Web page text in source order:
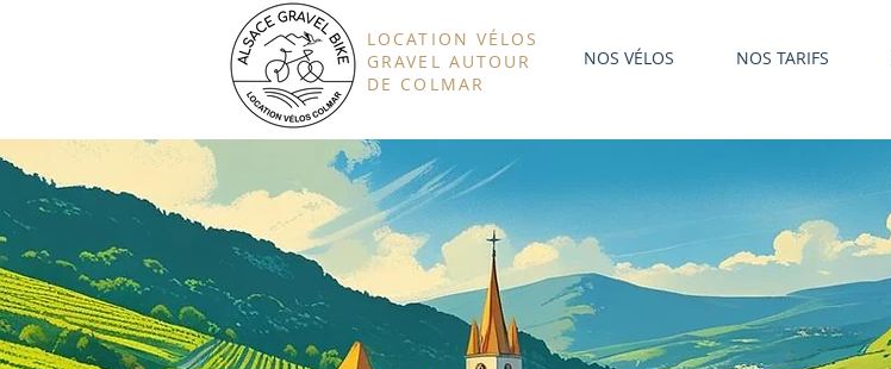
LOCATION VÉLOS
GRAVEL AUTOUR
DE COLMAR
NOS VÉLOS NOS TARIFS